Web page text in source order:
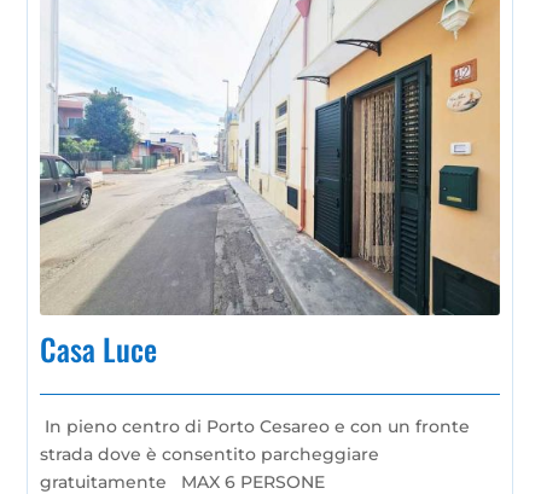
Casa Luce
In pieno centro di Porto Cesareo e con un fronte
strada dove è consentito parcheggiare
gratuitamente
MAX 6 PERSONE